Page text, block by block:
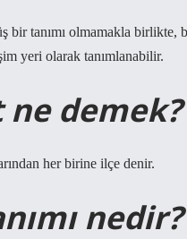
tanımı olmamakla birlikte,
yeri olarak tanımlanabilir.
demek?
her birine ilçe denir.
nedir?